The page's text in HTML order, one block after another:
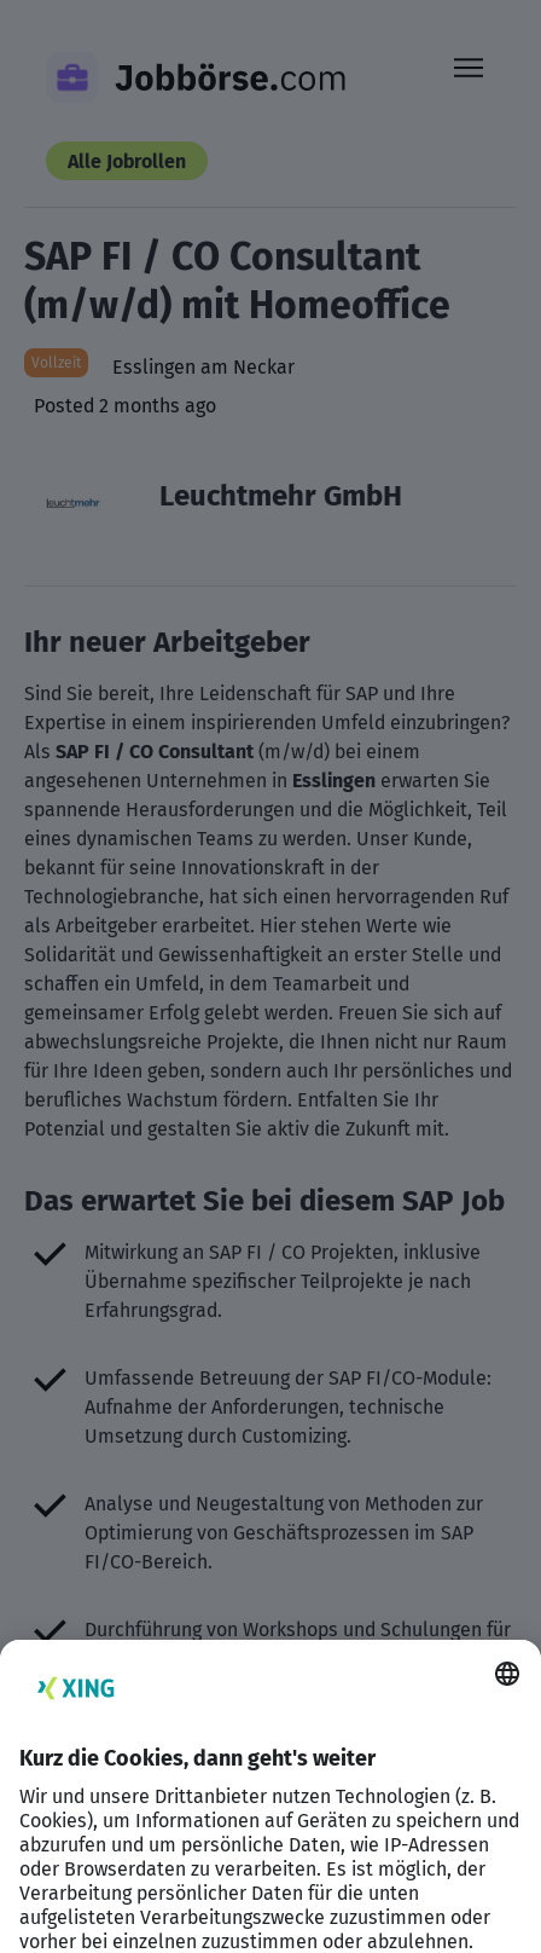
content
Alle Jobrollen
SAP FI / CO Consultant
(m/w/d) mit Homeoffice
Vollzeit
Esslingen am Neckar
Posted 2 months ago
Leuchtmehr GmbH
Ihr neuer Arbeitgeber
Sind Sie bereit, Ihre Leidenschaft für SAP und Ihre
Expertise in einem inspirierenden Umfeld einzubringen?
Als SAP FI / CO Consultant (m/w/d) bei einem
angesehenen Unternehmen in Esslingen erwarten Sie
spannende Herausforderungen und die Möglichkeit, Teil
eines dynamischen Teams zu werden. Unser Kunde,
bekannt für seine Innovationskraft in der
Technologiebranche, hat sich einen hervorragenden Ruf
als Arbeitgeber erarbeitet. Hier stehen Werte wie
Solidarität und Gewissenhaftigkeit an erster Stelle und
schaffen ein Umfeld, in dem Teamarbeit und
gemeinsamer Erfolg gelebt werden. Freuen Sie sich auf
abwechslungsreiche Projekte, die Ihnen nicht nur Raum
für Ihre Ideen geben, sondern auch Ihr persönliches und
berufliches Wachstum fördern. Entfalten Sie Ihr
Potenzial und gestalten Sie aktiv die Zukunft mit.
Das erwartet Sie bei diesem SAP Job
Mitwirkung an SAP FI / CO Projekten, inklusive
Übernahme spezifischer Teilprojekte je nach
Erfahrungsgrad.
Umfassende Betreuung der SAP FI/CO-Module:
Aufnahme der Anforderungen, technische
Umsetzung durch Customizing.
Analyse und Neugestaltung von Methoden zur
Optimierung von Geschäftsprozessen im SAP
FI/CO-Bereich.
Durchführung von Workshops und Schulungen für
Schnittstellen zu SAP CO.
Das bringen Sie für diesen SAP Job
mit
Mehrjährige Erfahrung im SAP FI-Bereich,
idealerweise mit grundlegenden Kenntnissen in
SAP CO.